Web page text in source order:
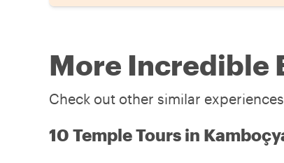
More Incredible
Check out other similar
10 Temple Tours in